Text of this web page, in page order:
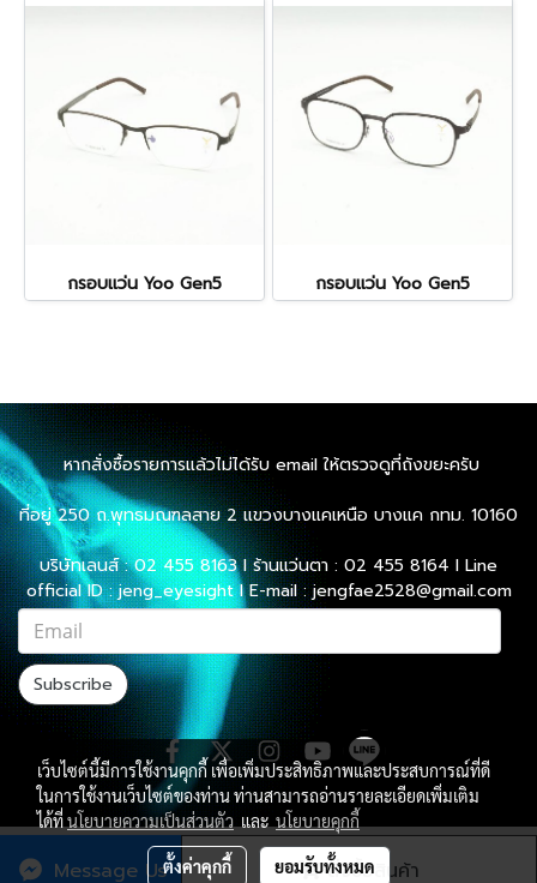
สั่งซื้อสินค้า
Message Us
กรอบแว่น Yoo Gen5 กรอบแว่น Yoo Gen5
หากสั่งซื้อรายการแล้วไม่ได้รับ email ให้ตรวจดูที่ถังขยะครับ
ที่อยู่ 250 ถ.พุทธมณฑลสาย 2 แขวงบางแคเหนือ บางแค กทม. 10160
บริษัทเลนส์ : 02 455 8163 l ร้านแว่นตา : 02 455 8164 l Line
official ID : jeng_eyesight l E-mail : jengfae2528@gmail.com
Subscribe
ผู้เข้าชมทั้งหมด 3,058,486
เว็บไซต์นี้มีการใช้งานคุกกี้ เพื่อเพิ่มประสิทธิภาพและประสบการณ์ที่ดี
ในการใช้งานเว็บไซต์ของท่าน ท่านสามารถอ่านรายละเอียดเพิ่มเติม
ได้ที่นโยบายความเป็นส่วนตัว และ นโยบายคุกกี้
ตั้งค่าคุกกี้ ยอมรับทั้งหมด